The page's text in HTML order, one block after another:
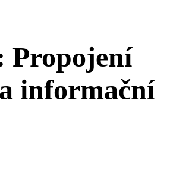
Propojení
informační